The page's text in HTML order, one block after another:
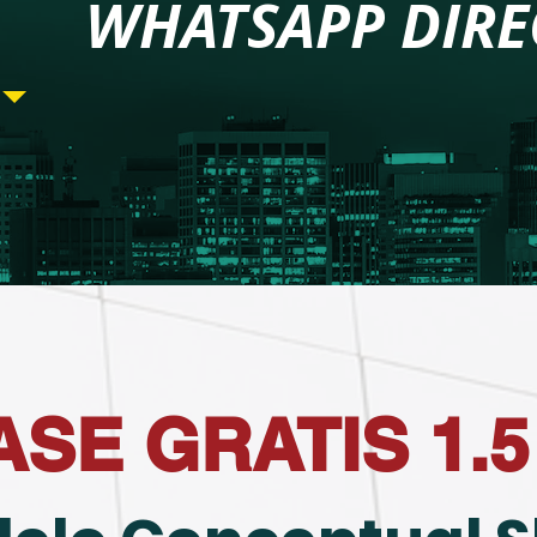
WHATSAPP
GRATIS 1.5